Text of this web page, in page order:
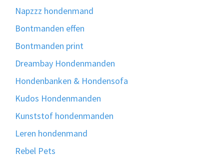
Napzzz hondenmand
Bontmanden effen
Bontmanden print
Dreambay Hondenmanden
Hondenbanken & Hondensofa
Kudos Hondenmanden
Kunststof hondenmanden
Leren hondenmand
Rebel Pets